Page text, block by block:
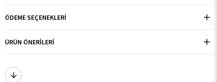
ÖDEME SEÇENEKLERI
ÜRÜN ÖNERILERI